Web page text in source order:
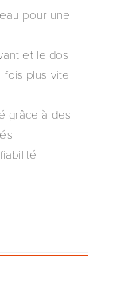
pour une
et le dos
plus vite
grâce à des